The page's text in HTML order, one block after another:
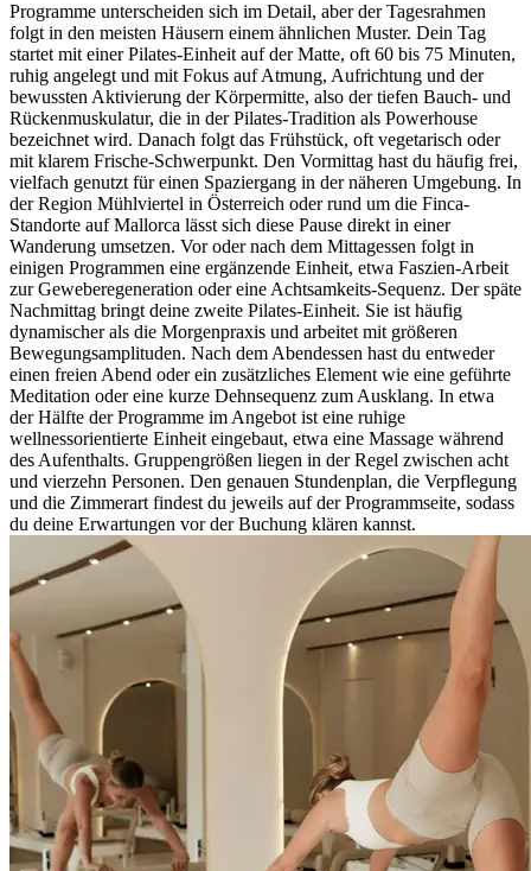
Programme unterscheiden sich im Detail, aber der Tagesrahmen
folgt in den meisten Häusern einem ähnlichen Muster. Dein Tag
startet mit einer Pilates-Einheit auf der Matte, oft 60 bis 75 Minuten,
ruhig angelegt und mit Fokus auf Atmung, Aufrichtung und der
bewussten Aktivierung der Körpermitte, also der tiefen Bauch- und
Rückenmuskulatur, die in der Pilates-Tradition als Powerhouse
bezeichnet wird. Danach folgt das Frühstück, oft vegetarisch oder
mit klarem Frische-Schwerpunkt. Den Vormittag hast du häufig frei,
vielfach genutzt für einen Spaziergang in der näheren Umgebung. In
der Region Mühlviertel in Österreich oder rund um die Finca-
Standorte auf Mallorca lässt sich diese Pause direkt in einer
Wanderung umsetzen. Vor oder nach dem Mittagessen folgt in
einigen Programmen eine ergänzende Einheit, etwa Faszien-Arbeit
zur Geweberegeneration oder eine Achtsamkeits-Sequenz. Der späte
Nachmittag bringt deine zweite Pilates-Einheit. Sie ist häufig
dynamischer als die Morgenpraxis und arbeitet mit größeren
Bewegungsamplituden. Nach dem Abendessen hast du entweder
einen freien Abend oder ein zusätzliches Element wie eine geführte
Meditation oder eine kurze Dehnsequenz zum Ausklang. In etwa
der Hälfte der Programme im Angebot ist eine ruhige
wellnessorientierte Einheit eingebaut, etwa eine Massage während
des Aufenthalts. Gruppengrößen liegen in der Regel zwischen acht
und vierzehn Personen. Den genauen Stundenplan, die Verpflegung
und die Zimmerart findest du jeweils auf der Programmseite, sodass
du deine Erwartungen vor der Buchung klären kannst.